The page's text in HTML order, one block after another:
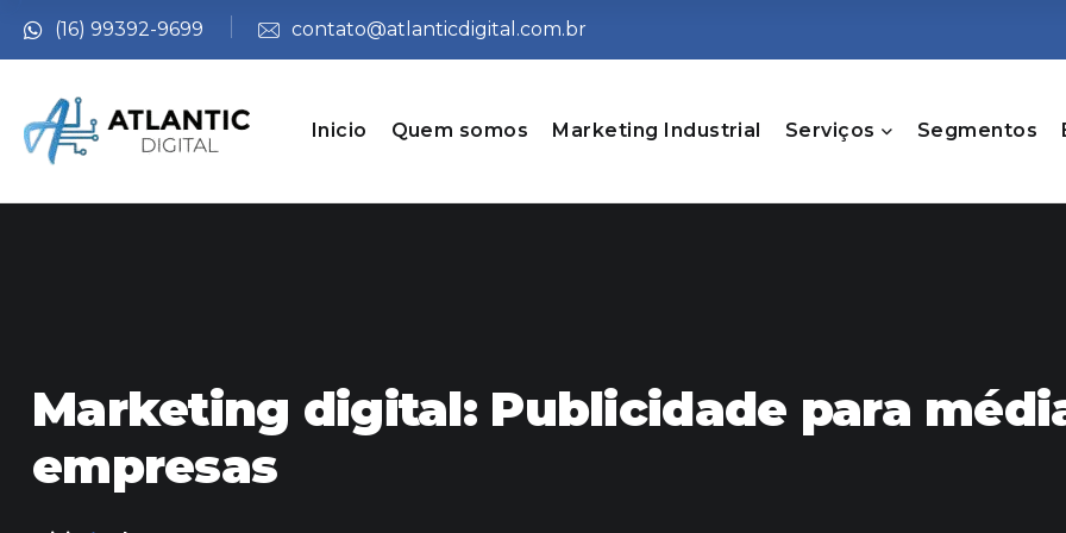
(16) 99392-9699 contato@atlanticdigital.com.br
Inicio Quem somos Marketing Industrial Serviços Segmentos
Marketing digital: Publicidade para
empresas